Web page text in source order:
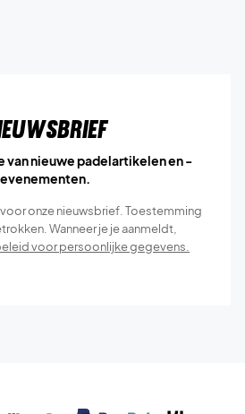
van nieuwe padelartikelen en -
evenementen.
onze nieuwsbrief. Toestemming
Wanneer je je aanmeldt,
voor persoonlijke gegevens.